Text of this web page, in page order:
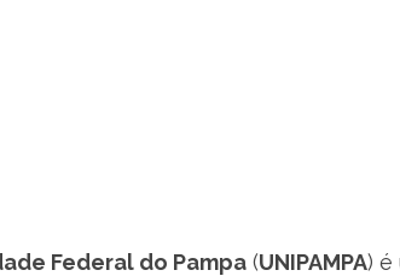
Federal do Pampa (UNIPAMPA) é